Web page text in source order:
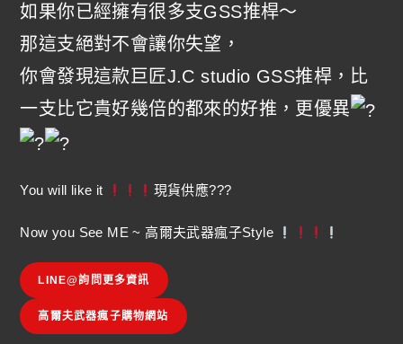
如果你已經擁有很多支GSS推桿～
那這支絕對不會讓你失望，
你會發現這款巨匠J.C studio GSS推桿，比
一支比它貴好幾倍的都來的好推，更優異
You will like it 現貨供應???
Now you See ME ~ 高爾夫武器瘋子Style
LINE@詢問更多資訊
高爾夫武器瘋子購物網站